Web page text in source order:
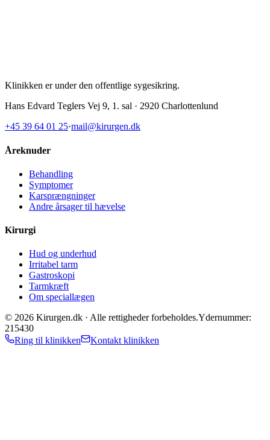
Klinikken er under den offentlige sygesikring.
Hans Edvard Teglers Vej 9, 1. sal · 2920 Charlottenlund
+45 39 64 01 25·mail@kirurgen.dk
Åreknuder
Behandling
Symptomer
Karsprængninger
Andre årsager til hævelse
Kirurgi
Hud og underhud
Irritabel tarm
Gastroskopi
Tarmkræft
Om speciallægen
© 2026 Kirurgen.dk · Alle rettigheder forbeholdes.Ydernummer:
215430
Ring til klinikken
Kontakt klinikken